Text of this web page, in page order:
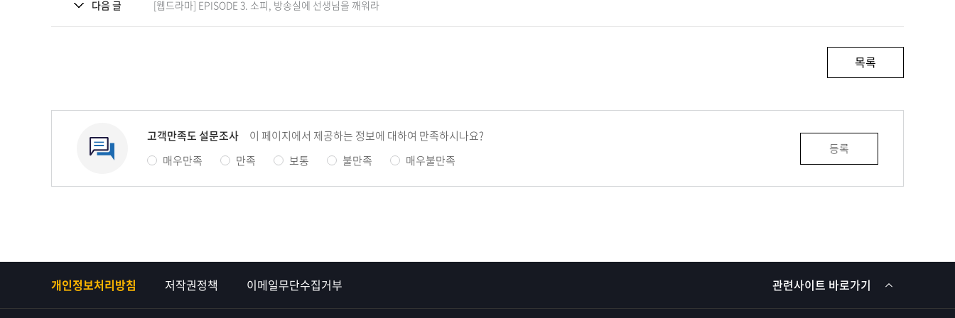
다음 글 [웹드라마] EPISODE 3. 소피, 방송실에 선생님을 깨워라
목록
고객만족도 설문조사
이 페이지에서 제공하는 정보에 대하여 만족하시나요?
매우만족
만족 보통 불만족 매우불만족
등록
개인정보처리방침 저작권정책 이메일무단수집거부 관련사이트 바로가기